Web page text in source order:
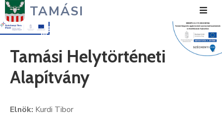
TAMÁSI
Önkormányzat
Polgármesteri
Tamási Helytörténeti
Alapítvány
Elnök: Kurdi Tibor